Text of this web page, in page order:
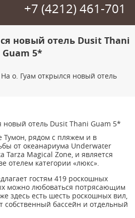
+7 (4212) 461-701
новый отель Dusit Thani
Guam 5*
На о. Гуам открылся новый отель
Тумон, рядом с пляжем и в
от океанариума Underwater
Tarza Magical Zone, и является
отелем категории «люкс».
гостям 419 роскошных
можно любоваться потрясающим
здесь есть шесть роскошных вил,
собственный бассейн и отдельный